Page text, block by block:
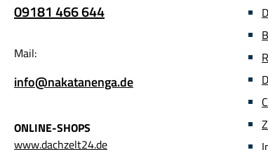
09181 466 644
Mail:
info@nakatanenga.de
ONLINE-SHOPS
www.dachzelt24.de